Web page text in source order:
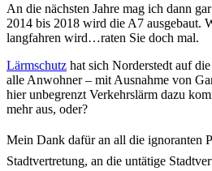
An die nächsten Jahre mag ich dann
2014 bis 2018 wird die A7 ausgebaut.
langfahren wird…raten Sie doch mal.
Lärmschutz hat sich Norderstedt auf
alle Anwohner – mit Ausnahme von
hier unbegrenzt Verkehrslärm dazu
mehr aus, oder?
Mein Dank dafür an all die ignoranten
Stadtvertretung, an die untätige